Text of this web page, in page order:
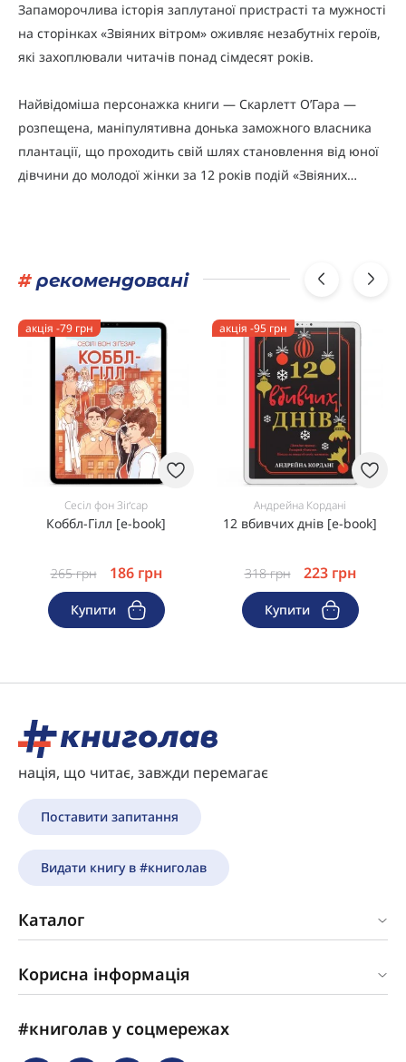
Запаморочлива історія заплутаної пристрасті та мужності
на сторінках «Звіяних вітром» оживляє незабутніх героїв,
які захоплювали читачів понад сімдесят років.
Найвідоміша персонажка книги — Скарлетт О’Гара —
розпещена, маніпулятивна донька заможного власника
плантації, що проходить свій шлях становлення від юної
дівчини до молодої жінки за 12 років подій «Звіяних…
#рекомендовані
акція -79 грн
Сесіл фон Зіґсар
Коббл-Гілл [e-book]
265грн 186 грн
Купити
акція -95 грн
Андрейна Кордані
12 вбивчих днів [e-book]
318грн 223 грн
Купити
нація, що читає, завжди перемагає
Поставити запитання
Видати книгу в #книголав
Каталог
Корисна інформація
#книголав у соцмережах